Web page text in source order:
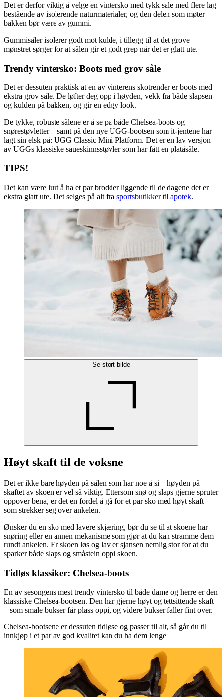
Det er derfor viktig å velge en vintersko med tykk såle med flere lag
bestående av isolerende naturmaterialer, og den delen som møter
bakken bør være av gummi.
Gummisåler isolerer godt mot kulde, i tillegg til at det grove
mønstret sørger for at sålen gir et godt grep når det er glatt ute.
Trendy vintersko: Boots med grov såle
Det er dessuten praktisk at en av vinterens skotrender er boots med
ekstra grov såle. De løfter deg opp i høyden, vekk fra både slapsen
og kulden på bakken, og gir en edgy look.
De tykke, robuste sålene er å se på både Chelsea-boots og
snørestøvletter – samt på den nye UGG-bootsen som it-jentene har
lagt sin elsk på: UGG Classic Mini Platform. Det er en lav versjon
av UGGs klassiske saueskinnsstøvler som har fått en platåsåle.
TIPS!
Det kan være lurt å ha et par brodder liggende til de dagene det er
ekstra glatt ute. Det selges på alt fra sportsbutikkertil apotek.
Se stort bilde
Høyt skaft til de voksne
Det er ikke bare høyden på sålen som har noe å si – høyden på
skaftet av skoen er vel så viktig. Ettersom snø og slaps gjerne spruter
oppover bena, er det en fordel å gå for et par sko med høyt skaft
som strekker seg over ankelen.
Ønsker du en sko med lavere skjæring, bør du se til at skoene har
snøring eller en annen mekanisme som gjør at du kan stramme dem
rundt ankelen. Er skoen løs og lav er sjansen nemlig stor for at du
sparker både slaps og småstein oppi skoen.
Tidløs klassiker: Chelsea-boots
En av sesongens mest trendy vintersko til både dame og herre er den
klassiske Chelsea-bootsen. Den har gjerne høyt og tettsittende skaft
– som smale bukser får plass oppi, og videre bukser faller fint over.
Chelsea-bootsene er dessuten tidløse og passer til alt, så går du til
innkjøp i et par av god kvalitet kan du ha dem lenge.